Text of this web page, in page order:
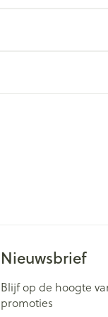
Nieuwsbrief
Blijf op de hoogte
promoties